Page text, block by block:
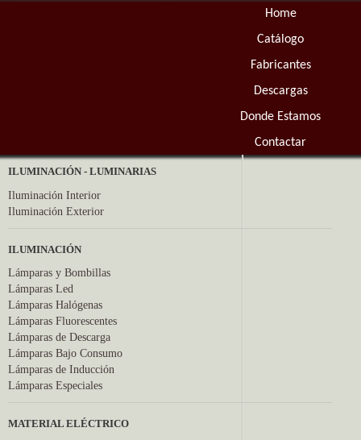
Home
Catálogo
Fabricantes
Descargas
Donde Estamos
Contactar
ILUMINACIÓN - LUMINARIAS
Iluminación Interior
Iluminación Exterior
ILUMINACIÓN
Lámparas y Bombillas
Lámparas Led
Lámparas Halógenas
Lámparas Fluorescentes
Lámparas de Descarga
Lámparas Bajo Consumo
Lámparas de Inducción
Lámparas Especiales
MATERIAL ELÉCTRICO